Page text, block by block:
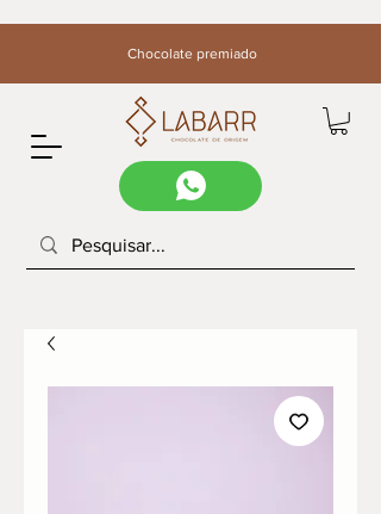
Chocolate premiado